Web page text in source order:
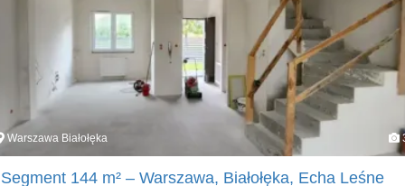
Warszawa Białołęka
Segment 144 m² – Warszawa, Białołęka, Echa Leśne